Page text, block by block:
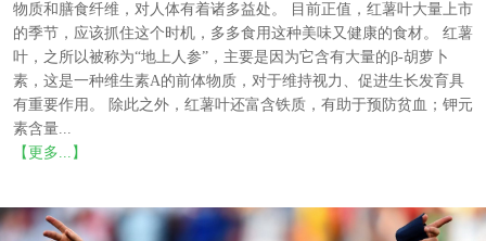
物质和膳食纤维，对人体有着诸多益处。 目前正值，红薯叶大量上市
的季节，应该抓住这个时机，多多食用这种美味又健康的食材。 红薯
叶，之所以被称为“地上人参”，主要是因为它含有大量的β-胡萝卜
素，这是一种维生素A的前体物质，对于维持视力、促进生长发育具
有重要作用。 除此之外，红薯叶还富含铁质，有助于预防贫血；钾元
素含量...
【更多...】